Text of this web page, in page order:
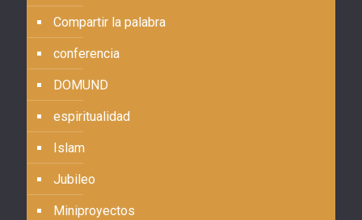
Compartir la palabra
conferencia
DOMUND
espiritualidad
Islam
Jubileo
Miniproyectos